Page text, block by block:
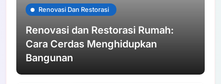
Renovasi Dan Restorasi
Renovasi dan Restorasi Rumah:
Cara Cerdas Menghidupkan
Bangunan